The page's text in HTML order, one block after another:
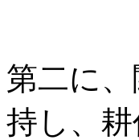
第二に
持し、